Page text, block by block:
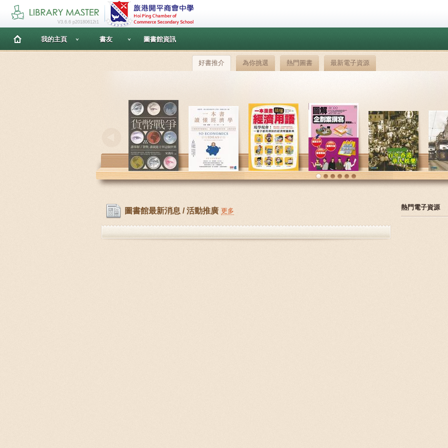
V3.6.6 p20180612t1
我的主頁 書友 圖書館資訊
好書推介 為你挑選 熱門圖書 最新電子資源
圖書館最新消息 / 活動推廣 更多 熱門電子資源